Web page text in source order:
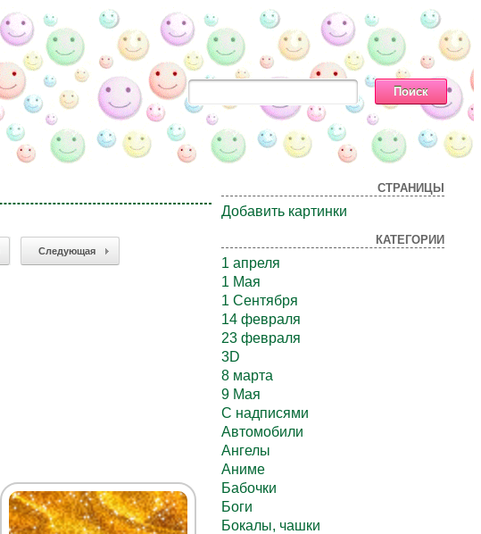
Следующая
СТРАНИЦЫ
Добавить картинки
КАТЕГОРИИ
1 апреля
1 Мая
1 Сентября
14 февраля
23 февраля
3D
8 марта
9 Мая
C надписями
Автомобили
Ангелы
Аниме
Бабочки
Боги
Бокалы, чашки